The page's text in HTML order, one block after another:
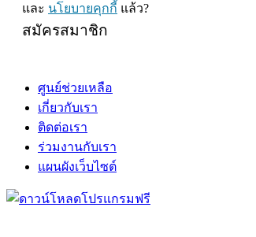
และ นโยบายคุกกี้ แล้ว?
สมัครสมาชิก
ศูนย์ช่วยเหลือ
เกี่ยวกับเรา
ติดต่อเรา
ร่วมงานกับเรา
แผนผังเว็บไซต์